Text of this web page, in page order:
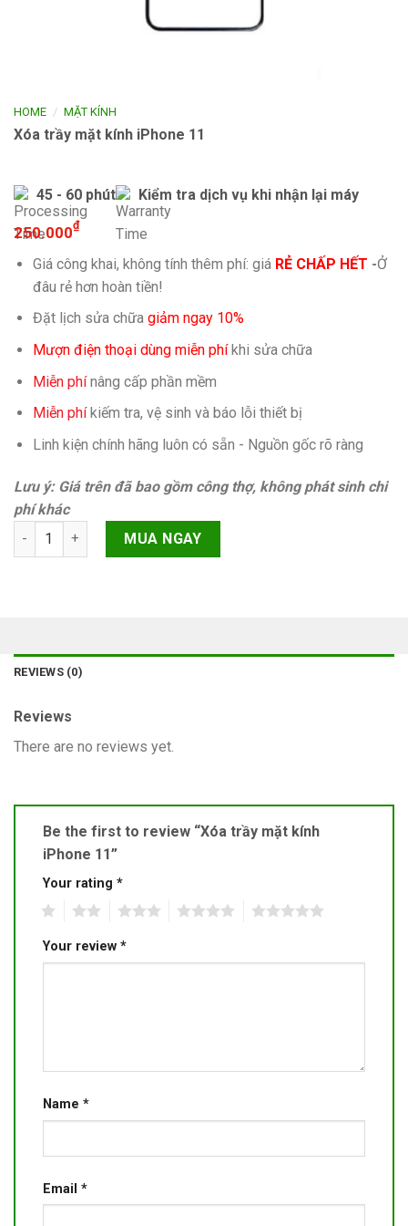
HOME / MẶT KÍNH
Xóa trầy mặt kính iPhone 11
45 - 60 phút Kiểm tra dịch vụ khi nhận lại máy
250.000₫
Giá công khai, không tính thêm phí: giá RẺ CHẤP HẾT -Ở
đâu rẻ hơn hoàn tiền!
Đặt lịch sửa chữa giảm ngay 10%
Mượn điện thoại dùng miễn phíkhi sửa chữa
Miễn phínâng cấp phần mềm
Miễn phíkiếm tra, vệ sinh và báo lỗi thiết bị
Linh kiện chính hãng luôn có sẵn - Nguồn gốc rõ ràng
Lưu ý: Giá trên đã bao gồm công thợ, không phát sinh chi
phí khác
Xóa trầy mặt kính iPhone 11 quantity
MUA NGAY
REVIEWS (0)
Reviews
There are no reviews yet.
Be the first to review “Xóa trầy mặt kính
iPhone 11”
Your rating *
Your review *
Name *
Email *